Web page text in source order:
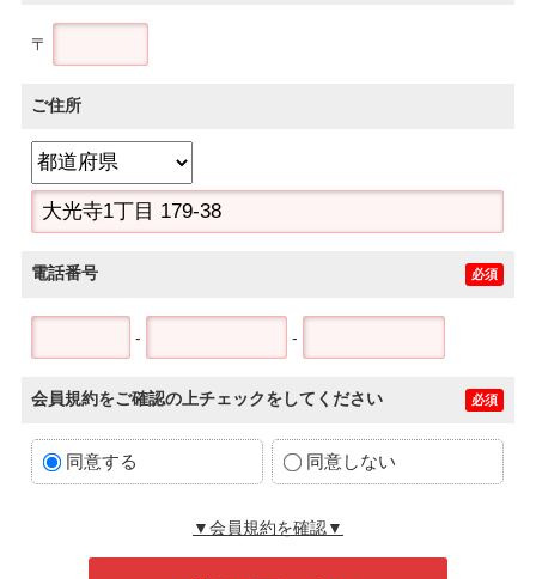
〒
ご住所
電話番号 必須
- -
会員規約をご確認の上チェックをしてください 必須
同意する 同意しない
▼会員規約を確認▼